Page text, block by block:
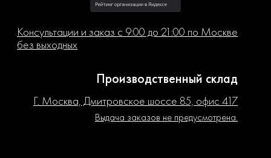
Консультации и заказ с 9:00 до 21:00 по Москве
без выходных
Производственный склад
Г. Москва, Дмитровское шоссе 85, офис 417
Выдача заказов не предусмотрена.